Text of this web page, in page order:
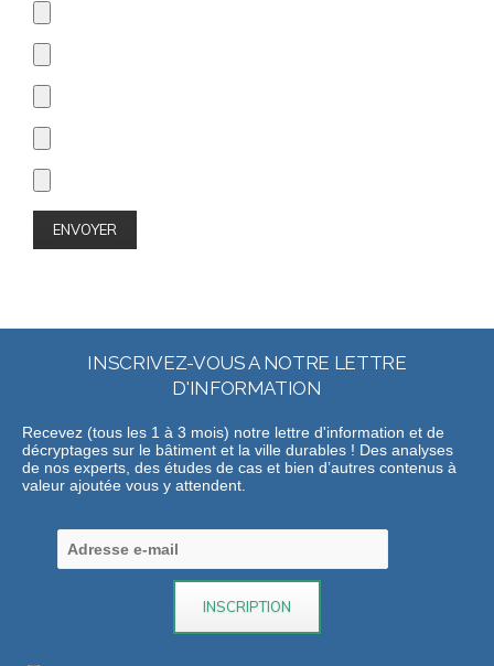
INSCRIVEZ-VOUS A NOTRE LETTRE
D'INFORMATION
Recevez (tous les 1 à 3 mois) notre lettre d'information et de
décryptages sur le bâtiment et la ville durables ! Des analyses
de nos experts, des études de cas et bien d’autres contenus à
valeur ajoutée vous y attendent.